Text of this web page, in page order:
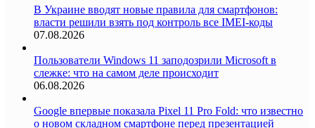
В Украине вводят новые правила для смартфонов:
власти решили взять под контроль все IMEI-коды
07.08.2026
Пользователи Windows 11 заподозрили Microsoft в
слежке: что на самом деле происходит
06.08.2026
Google впервые показала Pixel 11 Pro Fold: что известно
о новом складном смартфоне перед презентацией